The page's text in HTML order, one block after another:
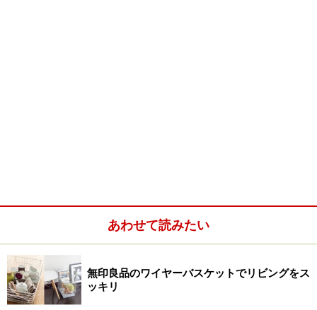
あわせて読みたい
無印良品のワイヤーバスケットでリビングをス
ッキリ